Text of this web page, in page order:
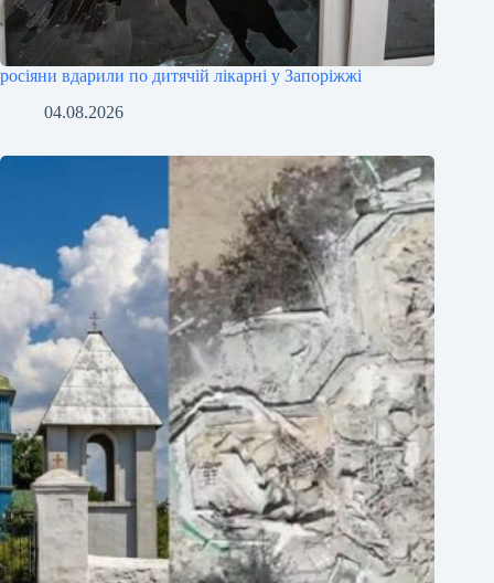
росіяни вдарили по дитячій лікарні у Запоріжжі
04.08.2026